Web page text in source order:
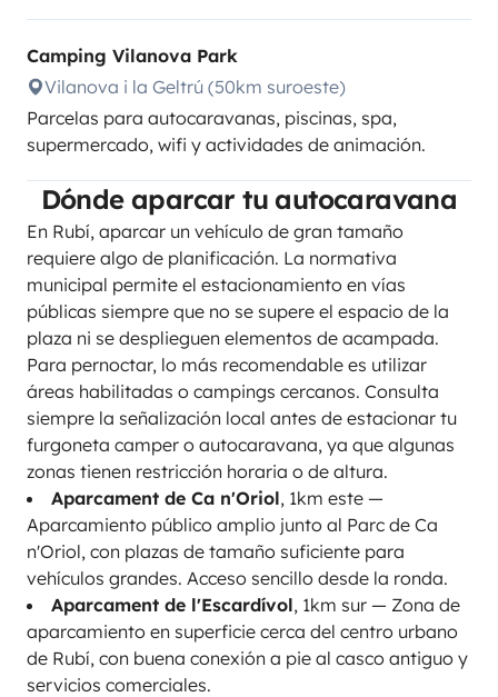
Camping Vilanova Park
Vilanova i la Geltrú (50km suroeste)
Parcelas para autocaravanas, piscinas, spa,
supermercado, wifi y actividades de animación.
Dónde aparcar tu autocaravana
En Rubí, aparcar un vehículo de gran tamaño
requiere algo de planificación. La normativa
municipal permite el estacionamiento en vías
públicas siempre que no se supere el espacio de la
plaza ni se desplieguen elementos de acampada.
Para pernoctar, lo más recomendable es utilizar
áreas habilitadas o campings cercanos. Consulta
siempre la señalización local antes de estacionar tu
furgoneta camper o autocaravana, ya que algunas
zonas tienen restricción horaria o de altura.
Aparcament de Ca n'Oriol, 1km este —
Aparcamiento público amplio junto al Parc de Ca
n'Oriol, con plazas de tamaño suficiente para
vehículos grandes. Acceso sencillo desde la ronda.
Aparcament de l'Escardívol, 1km sur — Zona de
aparcamiento en superficie cerca del centro urbano
de Rubí, con buena conexión a pie al casco antiguo y
servicios comerciales.